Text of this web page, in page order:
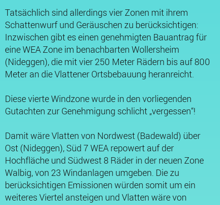
Tatsächlich sind allerdings vier Zonen mit ihrem
Schattenwurf und Geräuschen zu berücksichtigen:
Inzwischen gibt es einen genehmigten Bauantrag für
eine WEA Zone im benachbarten Wollersheim
(Nideggen), die mit vier 250 Meter Rädern bis auf 800
Meter an die Vlattener Ortsbebauung heranreicht.
Diese vierte Windzone wurde in den vorliegenden
Gutachten zur Genehmigung schlicht „vergessen“!
Damit wäre Vlatten von Nordwest (Badewald) über
Ost (Nideggen), Süd 7 WEA repowert auf der
Hochfläche und Südwest 8 Räder in der neuen Zone
Walbig, von 23 Windanlagen umgeben. Die zu
berücksichtigen Emissionen würden somit um ein
weiteres Viertel ansteigen und Vlatten wäre von